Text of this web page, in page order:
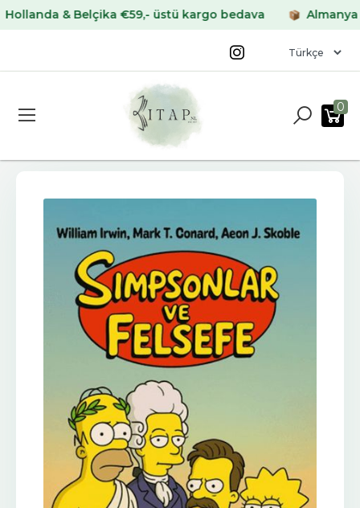
& Belçika €59,- üstü kargo bedava Almanya &
0